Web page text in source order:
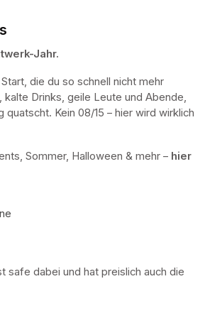
Jahr.
die du so schnell nicht mehr
kalte Drinks, geile Leute und Abende,
quatscht. Kein 08/15 – hier wird wirklich
Sommer, Halloween & mehr – hier
safe dabei und hat preislich auch die